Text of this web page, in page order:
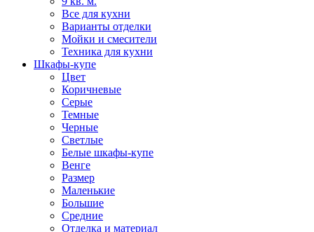
Все для кухни
Варианты отделки
Мойки и смесители
Техника для кухни
Шкафы-купе
Цвет
Коричневые
Серые
Темные
Черные
Светлые
Белые шкафы-купе
Венге
Размер
Маленькие
Большие
Средние
Отделка и материал